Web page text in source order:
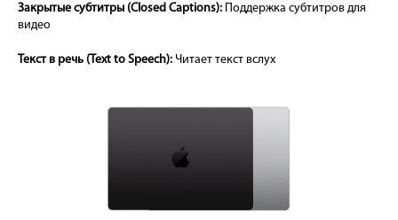
Закрытые субтитры (Closed Captions): Поддержка субтитров для
видео
Текст в речь (Text to Speech): Читает текст вслух